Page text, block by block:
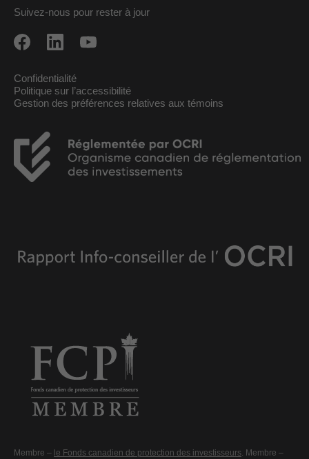
Suivez-nous pour rester à jour
Confidentialité
Politique sur l’accessibilité
Gestion des préférences relatives aux témoins
Membre – le Fonds canadien de protection des investisseurs. Membre –